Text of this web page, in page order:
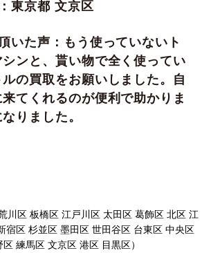
東京都 文京区
いた声：もう使っていないト
ンと、貰い物で全く使ってい
の買取をお願いしました。自
てくれるのが便利で助かりま
りました。
川区 板橋区 江戸川区 太田区 葛飾区 北区 江
宿区 杉並区 墨田区 世田谷区 台東区 中央区
練馬区 文京区 港区 目黒区）